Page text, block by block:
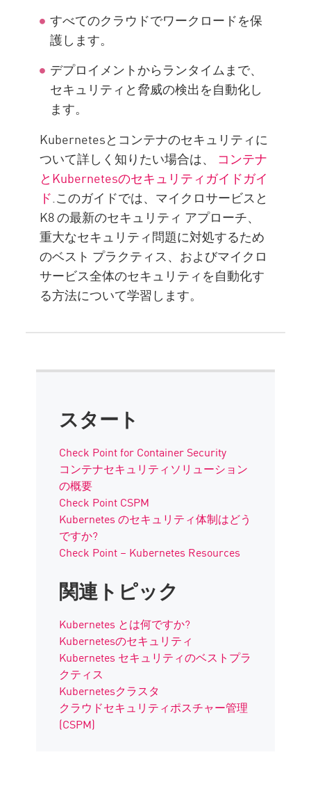
すべてのクラウドでワークロードを保
護します。
デプロイメントからランタイムまで、
セキュリティと脅威の検出を自動化し
ます。
Kubernetesとコンテナのセキュリティに
ついて詳しく知りたい場合は、 コンテナ
とKubernetesのセキュリティガイドガイ
ド.このガイドでは、マイクロサービスと
K8 の最新のセキュリティ アプローチ、
重大なセキュリティ問題に対処するため
のベスト プラクティス、およびマイクロ
サービス全体のセキュリティを自動化す
る方法について学習します。
スタート
Check Point for Container Security
コンテナセキュリティソリューション
の概要
Check Point CSPM
Kubernetes のセキュリティ体制はどう
ですか?
Check Point – Kubernetes Resources
関連トピック
Kubernetes とは何ですか?
Kubernetesのセキュリティ
Kubernetes セキュリティのベストプラ
クティス
Kubernetesクラスタ
クラウドセキュリティポスチャー管理
(CSPM)